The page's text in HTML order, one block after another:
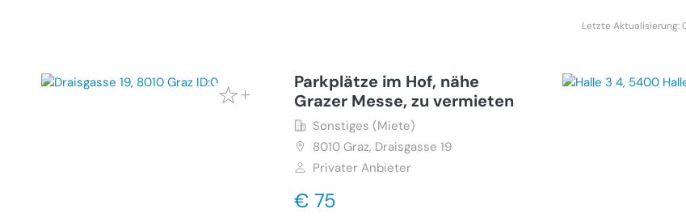
Letzte Aktualisierung:
Parkplätze im Hof, nähe
Grazer Messe, zu vermieten
Sonstiges (Miete)
8010 Graz, Draisgasse 19
Privater Anbieter
€ 75